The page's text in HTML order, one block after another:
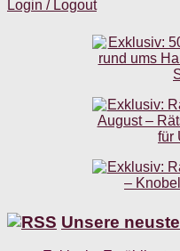
Login / Logout
Unsere